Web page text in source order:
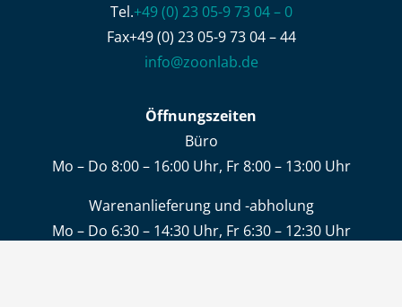
Tel.+49 (0) 23 05-9 73 04 – 0
Fax+49 (0) 23 05-9 73 04 – 44
info@zoonlab.de
Öffnungszeiten
Büro
Mo – Do 8:00 – 16:00 Uhr, Fr 8:00 – 13:00 Uhr
Warenanlieferung und -abholung
Mo – Do 6:30 – 14:30 Uhr, Fr 6:30 – 12:30 Uhr